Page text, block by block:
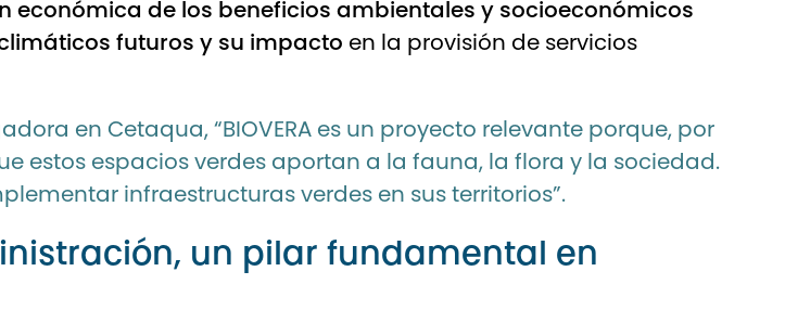
económica de los beneficios ambientales y socioeconómicos
futuros y su impacto en la provisión de servicios
en Cetaqua, “BIOVERA es un proyecto relevante porque, por
estos espacios verdes aportan a la fauna, la flora y la sociedad.
infraestructuras verdes en sus territorios”.
un pilar fundamental en